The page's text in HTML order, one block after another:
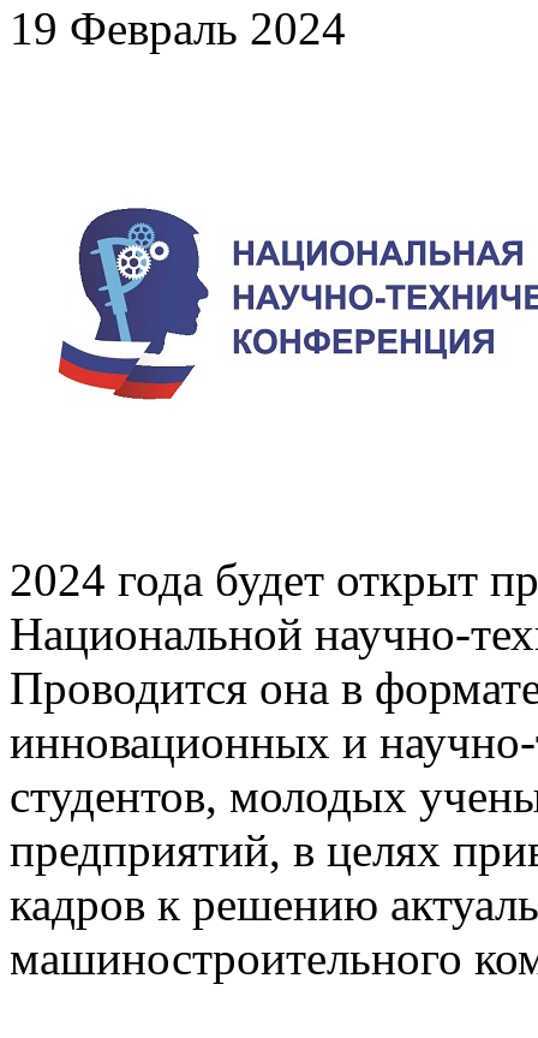
19 Февраль 2024
2024 года будет открыт
Национальной научно-
Проводится она в
инновационных и научно-
студентов, молодых
предприятий, в целях
кадров к решению
машиностроительного